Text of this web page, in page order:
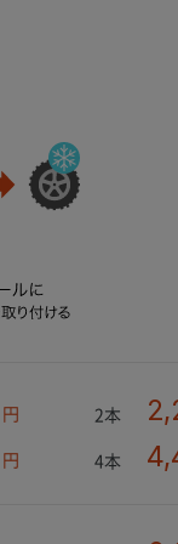
円 2本
円 4本